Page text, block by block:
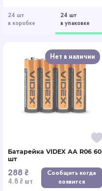
24 шт
в коробке
24 шт
в упаковке
Нет в наличии
Батарейка VIDEX АА R06 60
шт
288 ₴
4.8 ₴ шт
Сообщить когда
появится